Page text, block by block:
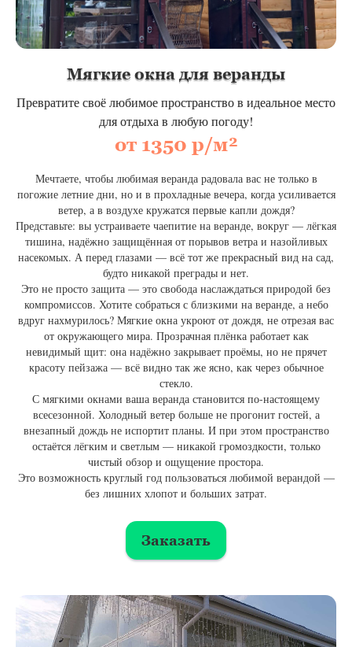
Мягкие окна для веранды
Превратите своё любимое пространство в идеальное место
для отдыха в любую погоду!
от 1350 р/м²
Мечтаете, чтобы любимая веранда радовала вас не только в
погожие летние дни, но и в прохладные вечера, когда усиливается
ветер, а в воздухе кружатся первые капли дождя?
Представьте: вы устраиваете чаепитие на веранде, вокруг — лёгкая
тишина, надёжно защищённая от порывов ветра и назойливых
насекомых. А перед глазами — всё тот же прекрасный вид на сад,
будто никакой преграды и нет.
Это не просто защита — это свобода наслаждаться природой без
компромиссов. Хотите собраться с близкими на веранде, а небо
вдруг нахмурилось? Мягкие окна укроют от дождя, не отрезая вас
от окружающего мира. Прозрачная плёнка работает как
невидимый щит: она надёжно закрывает проёмы, но не прячет
красоту пейзажа — всё видно так же ясно, как через обычное
стекло.
С мягкими окнами ваша веранда становится по-настоящему
всесезонной. Холодный ветер больше не прогонит гостей, а
внезапный дождь не испортит планы. И при этом пространство
остаётся лёгким и светлым — никакой громоздкости, только
чистый обзор и ощущение простора.
Это возможность круглый год пользоваться любимой верандой —
без лишних хлопот и больших затрат.
Заказать